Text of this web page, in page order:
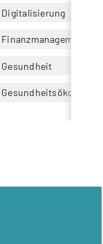
Digitalisierung
Finanzmanagement
Gesundheit
Gesundheitsökonomie